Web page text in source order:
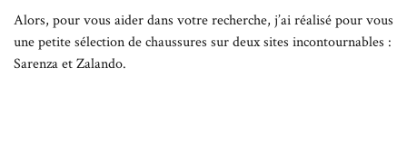
Alors, pour vous aider dans votre recherche, j’ai réalisé pour vous
une petite sélection de chaussures sur deux sites incontournables :
Sarenza et Zalando.